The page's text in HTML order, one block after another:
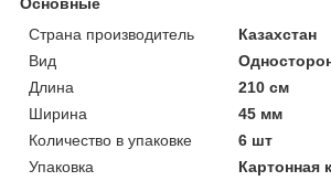
Страна производитель
Казахстан
Вид
Длина
210 см
Ширина
45 мм
Количество в упаковке
6 шт
Упаковка
Картонная